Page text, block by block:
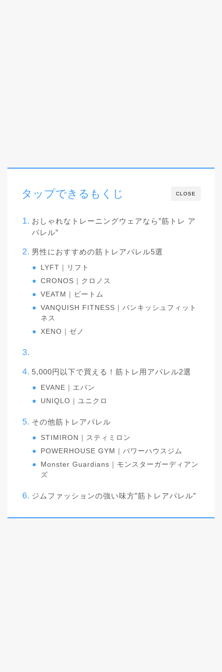
CLOSE
タップできるもくじ
おしゃれなトレーニングウェアなら”筋トレ ア
パレル”
男性におすすめの筋トレアパレル5選
LYFT｜リフト
CRONOS｜クロノス
VEATM｜ビートム
VANQUISH FITNESS｜バンキッシュフィット
ネス
XENO｜ゼノ
5,000円以下で買える！筋トレ用アパレル2選
EVANE｜エバン
UNIQLO｜ユニクロ
その他筋トレアパレル
STIMIRON｜スティミロン
POWERHOUSE GYM｜パワーハウスジム
Monster Guardians｜モンスターガーディアン
ズ
ジムファッションの強い味方”筋トレアパレル”